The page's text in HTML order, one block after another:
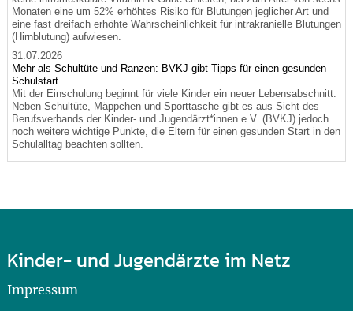
Monaten eine um 52% erhöhtes Risiko für Blutungen jeglicher Art und
eine fast dreifach erhöhte Wahrscheinlichkeit für intrakranielle Blutungen
(Hirnblutung) aufwiesen.
31.07.2026
Mehr als Schultüte und Ranzen: BVKJ gibt Tipps für einen gesunden
Schulstart
Mit der Einschulung beginnt für viele Kinder ein neuer Lebensabschnitt.
Neben Schultüte, Mäppchen und Sporttasche gibt es aus Sicht des
Berufsverbands der Kinder- und Jugendärzt*innen e.V. (BVKJ) jedoch
noch weitere wichtige Punkte, die Eltern für einen gesunden Start in den
Schulalltag beachten sollten.
Kinder- und Jugendärzte im Netz
Impressum